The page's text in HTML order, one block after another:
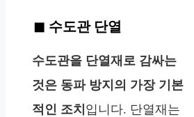
수도관 단열
수도관을 단열재로 감싸는
것은 동파 방지의 가장 기본
적인 조치 입니다. 단열재는